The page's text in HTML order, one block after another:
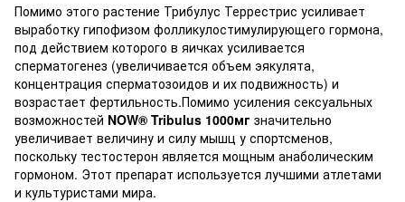
Помимо этого растение Трибулус Террестрис усиливает
выработку гипофизом фолликулостимулирующего гормона,
под действием которого в яичках усиливается
сперматогенез (увеличивается объем эякулята,
концентрация сперматозоидов и их подвижность) и
возрастает фертильность.Помимо усиления сексуальных
возможностей NOW® Tribulus 1000мг значительно
увеличивает величину и силу мышц у спортсменов,
поскольку тестостерон является мощным анаболическим
гормоном. Этот препарат используется лучшими атлетами
и культуристами мира.